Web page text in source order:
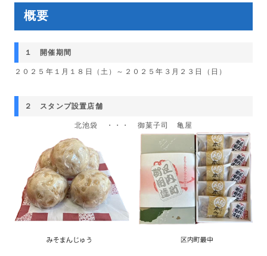
概要
１ 開催期間
２０２５年１月１８日（土）～２０２５年３月２３日（日）
２ スタンプ設置店舗
北池袋 ・・・ 御菓子司 亀屋